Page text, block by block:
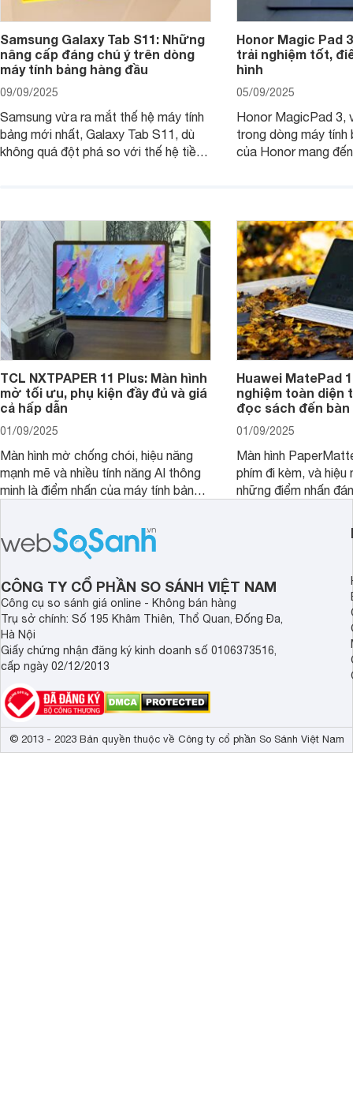
Samsung Galaxy Tab S11: Những
nâng cấp đáng chú ý trên dòng
máy tính bảng hàng đầu
09/09/2025
Samsung vừa ra mắt thế hệ máy tính
bảng mới nhất, Galaxy Tab S11, dù
không quá đột phá so với thế hệ tiền
đến trải nghiệm người dùng liền mạch
và mượt mà hơn.
Honor Magic Pad
trải nghiệm tốt,
hình
05/09/2025
Honor MagicPad 3,
trong dòng máy tính
của Honor mang
để lại một điểm trừ
TCL NXTPAPER 11 Plus: Màn hình
mờ tối ưu, phụ kiện đầy đủ và giá
cả hấp dẫn
01/09/2025
Màn hình mờ chống chói, hiệu năng
mạnh mẽ và nhiều tính năng AI thông
minh là điểm nhấn của máy tính bảng
trung.
Huawei MatePad
nghiệm toàn diện
đọc sách đến
01/09/2025
Màn hình
phím đi kèm, và hiệu
những điểm nhấn
đọc sách và làm
CÔNG TY CỔ PHẦN SO SÁNH VIỆT NAM
Công cụ so sánh giá online - Không bán hàng
Trụ sở chính: Số 195 Khâm Thiên, Thổ Quan, Đống Đa,
Hà Nội
Giấy chứng nhận đăng ký kinh doanh số 0106373516,
cấp ngày 02/12/2013
© 2013 - 2023 Bản quyền thuộc về Công ty cổ phần So Sánh Việt Nam